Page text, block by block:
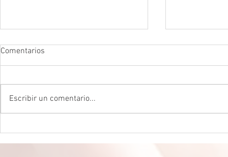
Comentarios
Escribir un comentario...